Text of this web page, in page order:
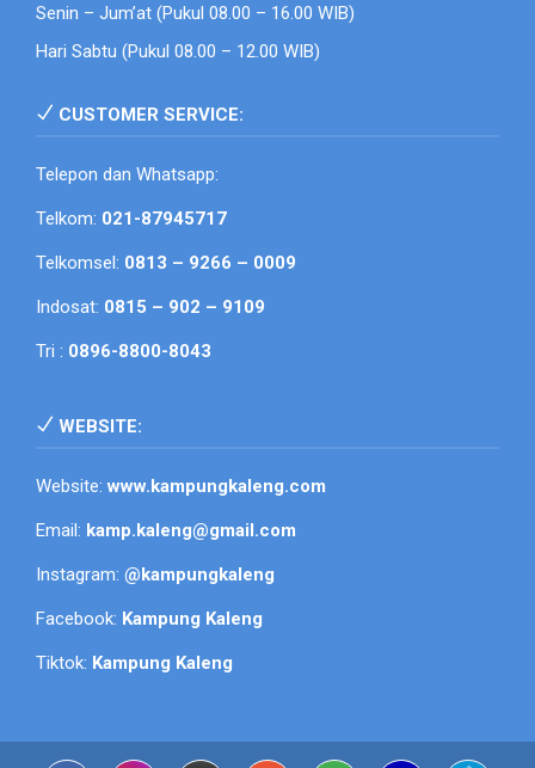
Senin – Jum’at (Pukul 08.00 – 16.00 WIB)
Hari Sabtu (Pukul 08.00 – 12.00 WIB)
CUSTOMER SERVICE:
Telepon dan Whatsapp:
Telkom: 021-87945717
Telkomsel: 0813 – 9266 – 0009
Indosat: 0815 – 902 – 9109
Tri : 0896-8800-8043
WEBSITE:
Website:www.kampungkaleng.com
Email: kamp.kaleng@gmail.com
Instagram: @kampungkaleng
Facebook: Kampung Kaleng
Tiktok: Kampung Kaleng